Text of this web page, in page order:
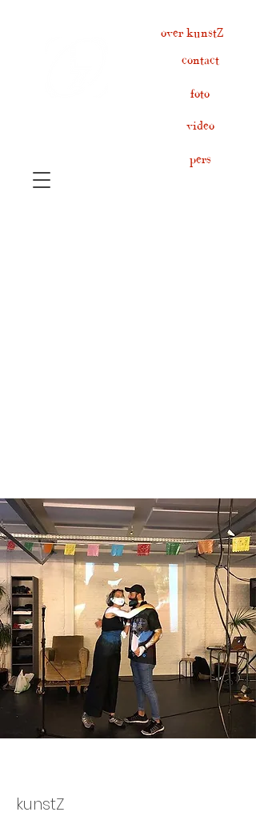
contact
over kunstZ
pers
foto
video
kunstZ